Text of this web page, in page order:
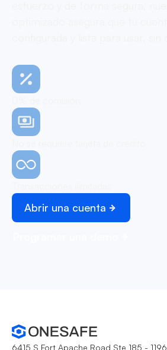
Abrir una cuenta
6415 S Fort Apache Road Ste 185 - 1196